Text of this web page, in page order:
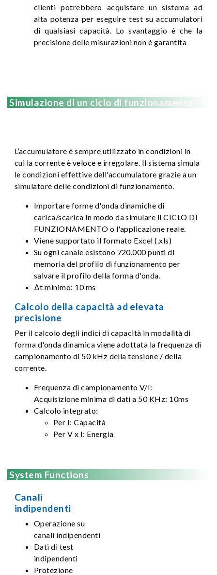
clienti potrebbero acquistare un sistema ad
alta potenza per eseguire test su accumulatori
di qualsiasi capacità. Lo svantaggio è che la
precisione delle misurazioni non è garantita
Simulazione di un ciclo di funzionamento
L’accumulatore è sempre utilizzato in condizioni in
cui la corrente è veloce e irregolare. Il sistema simula
le condizioni effettive dell'accumulatore grazie a un
simulatore delle condizioni di funzionamento.
Importare forme d'onda dinamiche di
carica/scarica in modo da simulare il CICLO DI
FUNZIONAMENTO o l'applicazione reale.
Viene supportato il formato Excel (.xls)
Su ogni canale esistono 720.000 punti di
memoria del profilo di funzionamento per
salvare il profilo della forma d'onda.
Δt minimo: 10 ms
Calcolo della capacità ad elevata
precisione
Per il calcolo degli indici di capacità in modalità di
forma d'onda dinamica viene adottata la frequenza di
campionamento di 50 kHz della tensione / della
corrente.
Frequenza di campionamento V/I:
Acquisizione minima di dati a 50 KHz: 10ms
Calcolo integrato:
Per I: Capacità
Per V x I: Energia
System Functions
Canali
indipendenti
Operazione su
canali indipendenti
Dati di test
indipendenti
Protezione